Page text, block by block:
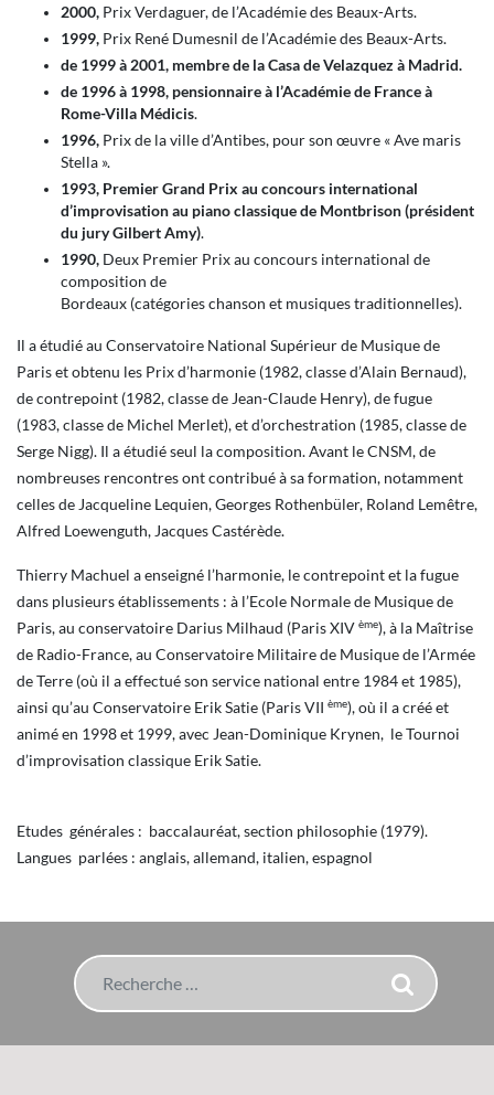
2000, Prix Verdaguer, de l’Académie des Beaux-Arts.
1999, Prix René Dumesnil de l’Académie des Beaux-Arts.
de 1999 à 2001, membre de la Casa de Velazquez à Madrid.
de 1996 à 1998, pensionnaire à l’Académie de France à
Rome-Villa Médicis.
1996, Prix de la ville d’Antibes, pour son œuvre « Ave maris
Stella ».
1993, Premier Grand Prix au concours international
d’improvisation au piano classique de Montbrison (président
du jury Gilbert Amy).
1990, Deux Premier Prix au concours international de
composition de
Bordeaux (catégories chanson et musiques traditionnelles).
Il a étudié au Conservatoire National Supérieur de Musique de
Paris et obtenu les Prix d’harmonie (1982, classe d’Alain Bernaud),
de contrepoint (1982, classe de Jean-Claude Henry), de fugue
(1983, classe de Michel Merlet), et d’orchestration (1985, classe de
Serge Nigg). Il a étudié seul la composition. Avant le CNSM, de
nombreuses rencontres ont contribué à sa formation, notamment
celles de Jacqueline Lequien, Georges Rothenbüler, Roland Lemêtre,
Alfred Loewenguth, Jacques Castérède.
Thierry Machuel a enseigné l’harmonie, le contrepoint et la fugue
dans plusieurs établissements : à l’Ecole Normale de Musique de
Paris, au conservatoire Darius Milhaud (Paris XIV ème), à la Maîtrise
de Radio-France, au Conservatoire Militaire de Musique de l’Armée
de Terre (où il a effectué son service national entre 1984 et 1985),
ainsi qu’au Conservatoire Erik Satie (Paris VII ème), où il a créé et
animé en 1998 et 1999, avec Jean-Dominique Krynen, le Tournoi
d’improvisation classique Erik Satie.
Etudes générales : baccalauréat, section philosophie (1979).
Langues parlées : anglais, allemand, italien, espagnol
Rechercher